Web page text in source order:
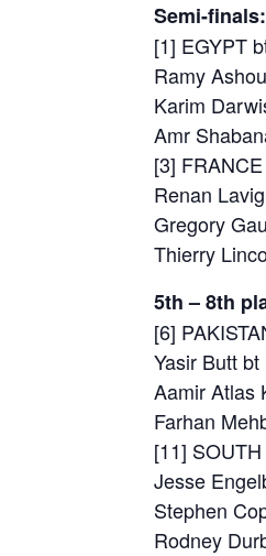
Semi-finals:
[1] EGYPT
Ramy
Karim
Amr
[3]
Renan
Gregory
Thierry
5th – 8th
[6]
Yasir Butt
Aamir Atlas
Farhan
[11]
Jesse
Stephen
Rodney